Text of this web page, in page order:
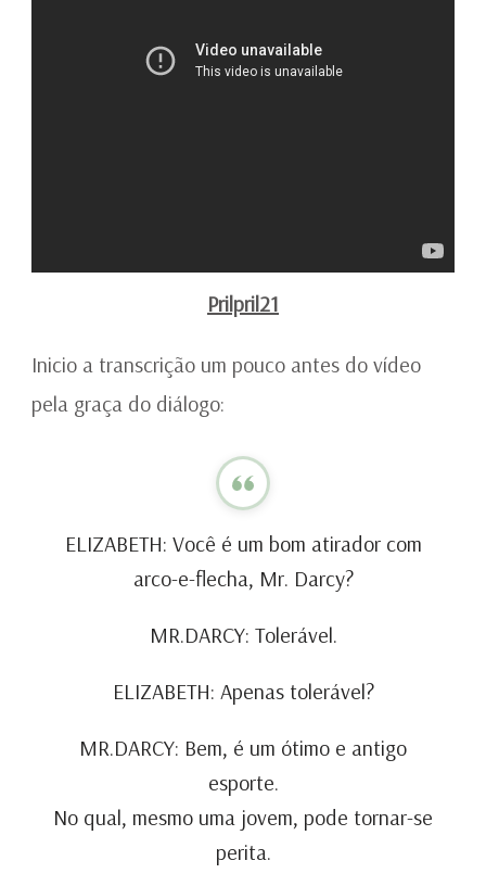
Prilpril21
Inicio a transcrição um pouco antes do vídeo
pela graça do diálogo:
ELIZABETH: Você é um bom atirador com
arco-e-flecha, Mr. Darcy?
MR.DARCY: Tolerável.
ELIZABETH: Apenas tolerável?
MR.DARCY: Bem, é um ótimo e antigo
esporte.
No qual, mesmo uma jovem, pode tornar-se
perita.